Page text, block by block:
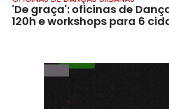
​'De graça': oficinas de
120h e workshops para 6